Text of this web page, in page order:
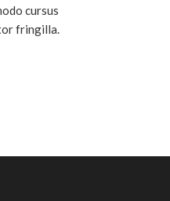
cursus
fringilla.